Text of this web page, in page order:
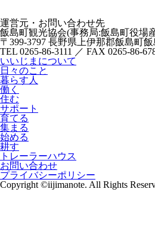
運営元・お問い合わせ先
飯島町観光協会(事務局:飯島町役場
〒399-3797 長野県上伊那郡飯島町
TEL 0265-86-3111 ／ FAX 0265-86-
いいじまについて
日々のこと
暮らす人
働く
住む
サポート
育てる
集まる
始める
耕す
トレーラーハウス
お問い合わせ
プライバシーポリシー
Copyright ©iijimanote. All Rights